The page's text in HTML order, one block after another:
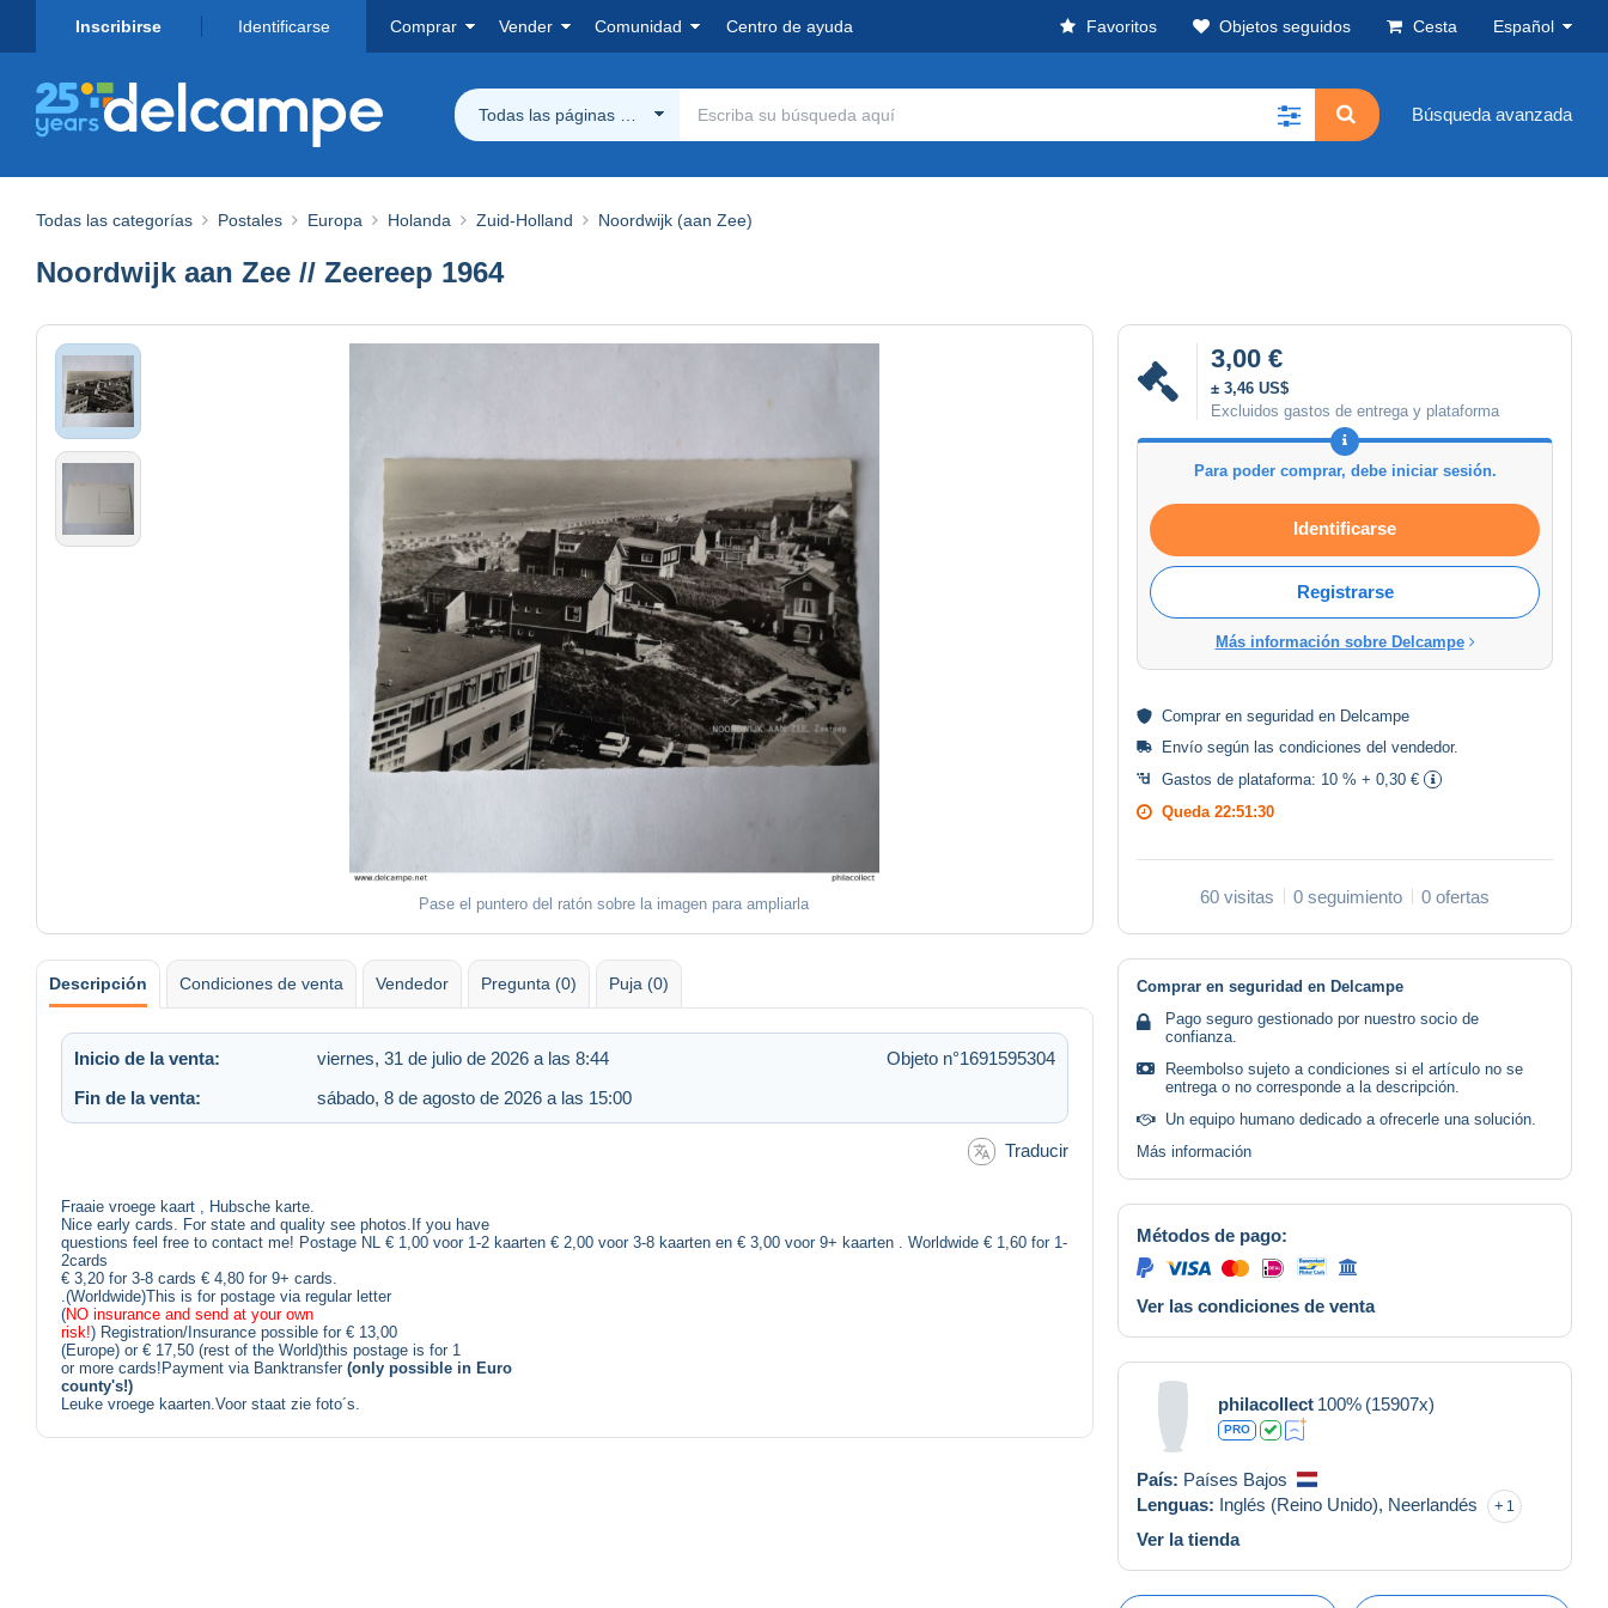
Inscribirse Identificarse Comprar Vender Comunidad Centro de ayuda Favoritos Objetos seguidos Cesta Español
Todas las páginas Delcampe Búsqueda avanzada
Todas las categorías Postales Europa Holanda Zuid-Holland Noordwijk (aan Zee)
Noordwijk aan Zee // Zeereep 1964
Pase el puntero del ratón sobre la imagen para ampliarla
3,00 €
± 3,46 US$
Excluidos gastos de entrega y plataforma
Para poder comprar, debe iniciar sesión.
Identificarse
Registrarse
Más información sobre Delcampe
Comprar en seguridad en Delcampe
Envío según las condiciones del vendedor.
Gastos de plataforma: 10 % + 0,30 €
Queda 22:51:30
60 visitas 0 seguimiento 0 ofertas
Descripción Condiciones de venta Vendedor Pregunta (0) Puja (0)
Inicio de la venta: viernes, 31 de julio de 2026 a las 8:44
Objeto n°1691595304
Fin de la venta:
sábado, 8 de agosto de 2026 a las 15:00
Traducir
Fraaie vroege kaart , Hubsche karte.
Nice early cards. For state and quality see photos.If you have
questions feel free to contact me! Postage NL € 1,00 voor 1-2 kaarten € 2,00 voor 3-8 kaarten en € 3,00 voor 9+ kaarten . Worldwide € 1,60 for 1-
2cards
€ 3,20 for 3-8 cards € 4,80 for 9+ cards.
.(Worldwide)This is for postage via regular letter
(NO insurance and send at your own
risk!) Registration/Insurance possible for € 13,00
(Europe) or € 17,50 (rest of the World)this postage is for 1
or more cards!Payment via Banktransfer (only possible in Euro
county's!)
Leuke vroege kaarten.Voor staat zie foto´s.
Comprar en seguridad en Delcampe
Pago seguro gestionado por nuestro socio de
confianza.
Reembolso sujeto a condiciones si el artículo no se
entrega o no corresponde a la descripción.
Un equipo humano dedicado a ofrecerle una solución.
Más información
Métodos de pago:
Ver las condiciones de venta
philacollect 100% (15907x)
PRO
País: Países Bajos
Lenguas: Inglés (Reino Unido), Neerlandés 1
Ver la tienda